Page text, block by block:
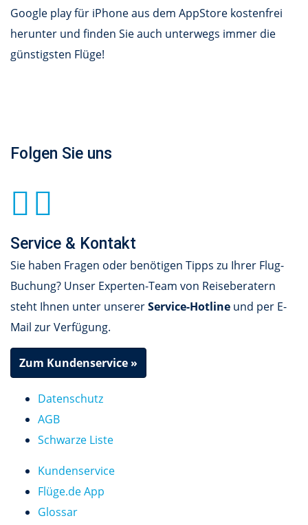
Google play für iPhone aus dem AppStore kostenfrei
herunter und finden Sie auch unterwegs immer die
günstigsten Flüge!
Folgen Sie uns
Service & Kontakt
Sie haben Fragen oder benötigen Tipps zu Ihrer Flug-
Buchung? Unser Experten-Team von Reiseberatern
steht Ihnen unter unsererService-Hotline und per E-
Mail zur Verfügung.
Zum Kundenservice »
Datenschutz
AGB
Schwarze Liste
Kundenservice
Flüge.de App
Glossar